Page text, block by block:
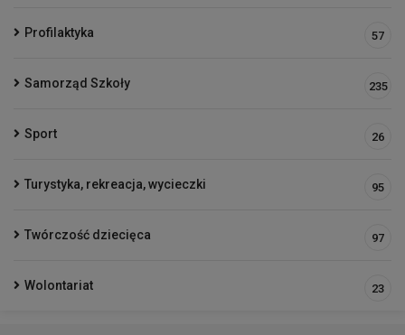
Profilaktyka 57
Samorząd Szkoły 235
Sport 26
Turystyka, rekreacja, wycieczki 95
Twórczość dziecięca 97
Wolontariat 23